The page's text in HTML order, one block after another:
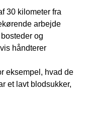
30 kilometer fra
arbejde
og
håndterer
eksempel, hvad de
et lavt blodsukker,